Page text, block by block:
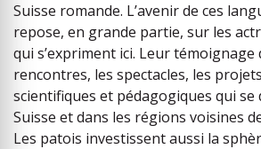
Suisse romande. L’avenir de ces
repose, en grande partie, sur les
qui s’expriment ici. Leur témoignage
rencontres, les spectacles, les
scientifiques et pédagogiques qui se
Suisse et dans les régions voisines
Les patois investissent aussi la